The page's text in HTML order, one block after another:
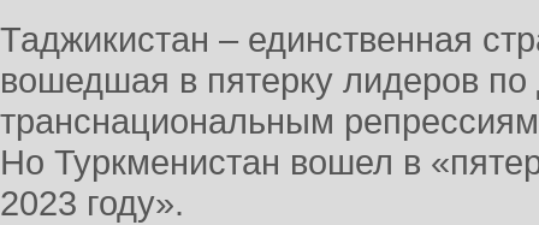
Таджикистан – единственная
вошедшая в пятерку лидеров по
транснациональным
Но Туркменистан вошел в
2023 году».